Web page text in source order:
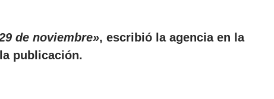
de noviembre», escribió la agencia en la
publicación.